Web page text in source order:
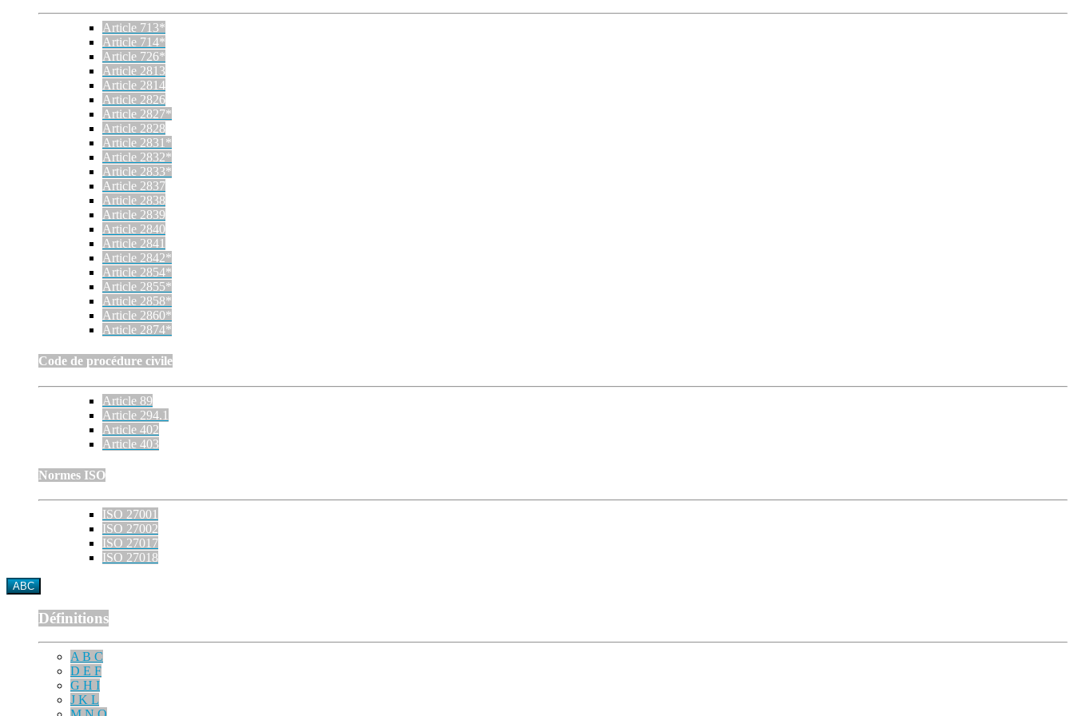
Article 713*
Article 714*
Article 726*
Article 2813
Article 2814
Article 2826
Article 2827*
Article 2828
Article 2831*
Article 2832*
Article 2833*
Article 2837
Article 2838
Article 2839
Article 2840
Article 2841
Article 2842*
Article 2854*
Article 2855*
Article 2858*
Article 2860*
Article 2874*
Code de procédure civile
Article 89
Article 294.1
Article 402
Article 403
Normes ISO
ISO 27001
ISO 27002
ISO 27017
ISO 27018
ABC
Définitions
A B C
D E F
G H I
J K L